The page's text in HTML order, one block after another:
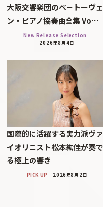
大阪交響楽団のベートーヴェ
ン・ピアノ協奏曲全集 Vo…
New Release Selection
2026年8月4日
国際的に活躍する実力派ヴァ
イオリニスト松本紘佳が奏で
る極上の響き
PICK UP 2026年8月2日